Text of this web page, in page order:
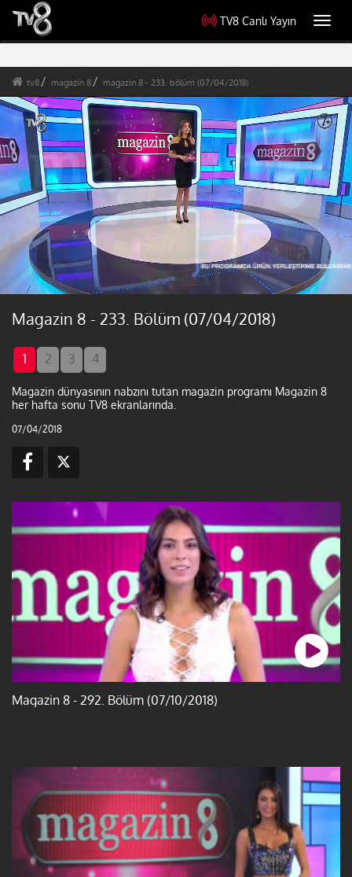
TV8 Canlı Yayın
tv8 magazin 8 magazin 8 - 233. bölüm (07/04/2018)
Magazin 8 - 233. Bölüm (07/04/2018)
1 2 3 4
Magazin dünyasının nabzını tutan magazin programı Magazin 8
her hafta sonu TV8 ekranlarında.
07/04/2018
Magazin 8 - 292. Bölüm (07/10/2018)